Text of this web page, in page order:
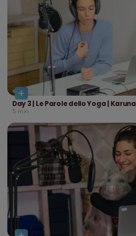
Day 3 | Le Parole dello Yoga | Karuna
5 min